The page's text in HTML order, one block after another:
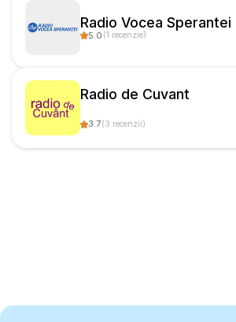
Radio Vocea Sperantei
5.0 (1 recenzie)
Radio de Cuvant
3.7(3 recenzii)